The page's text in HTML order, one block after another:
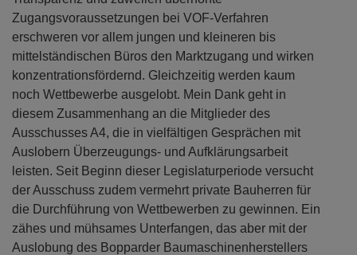
Zugangsvoraussetzungen bei VOF-Verfahren
erschweren vor allem jungen und kleineren bis
mittelständischen Büros den Marktzugang und wirken
konzentrationsfördernd. Gleichzeitig werden kaum
noch Wettbewerbe ausgelobt. Mein Dank geht in
diesem Zusammenhang an die Mitglieder des
Ausschusses A4, die in vielfältigen Gesprächen mit
Auslobern Überzeugungs- und Aufklärungsarbeit
leisten. Seit Beginn dieser Legislaturperiode versucht
der Ausschuss zudem vermehrt private Bauherren für
die Durchführung von Wettbewerben zu gewinnen. Ein
zähes und mühsames Unterfangen, das aber mit der
Auslobung des Bopparder Baumaschinenherstellers